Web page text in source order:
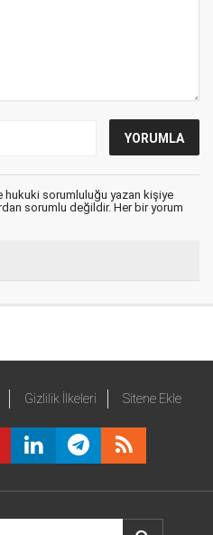
hukuki sorumluluğu yazan kişiye
sorumlu değildir. Her bir yorum
Gizlilik İlkeleri Sitene Ekle